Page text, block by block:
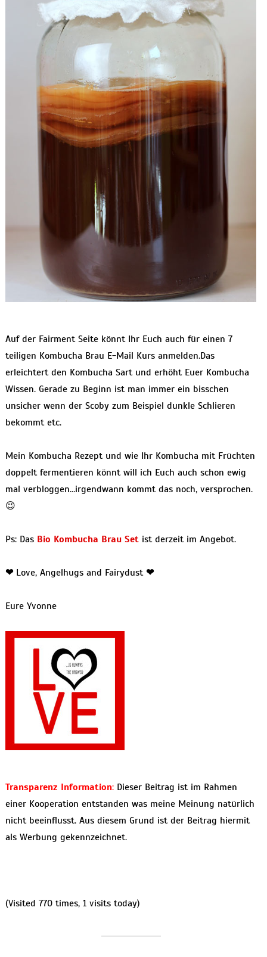
Auf der Fairment Seite könnt Ihr Euch auch für einen 7
teiligen Kombucha Brau E-Mail Kurs anmelden.Das
erleichtert den Kombucha Sart und erhöht Euer Kombucha
Wissen. Gerade zu Beginn ist man immer ein bisschen
unsicher wenn der Scoby zum Beispiel dunkle Schlieren
bekommt etc.
Mein Kombucha Rezept und wie Ihr Kombucha mit Früchten
doppelt fermentieren könnt will ich Euch auch schon ewig
mal verbloggen…irgendwann kommt das noch, versprochen.
😉
Ps: Das Bio Kombucha Brau Setist derzeit im Angebot.
❤ Love, Angelhugs and Fairydust ❤
Eure Yvonne
Transparenz Information: Dieser Beitrag ist im Rahmen
einer Kooperation entstanden was meine Meinung natürlich
nicht beeinflusst. Aus diesem Grund ist der Beitrag hiermit
als Werbung gekennzeichnet.
(Visited 770 times, 1 visits today)